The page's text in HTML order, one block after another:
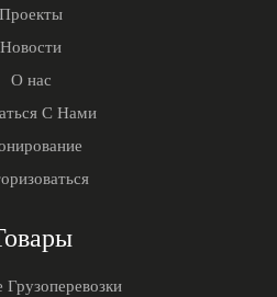
Проекты
Новости
О нас
С Нами